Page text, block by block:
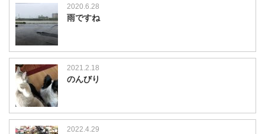
2020.6.28
雨ですね
2021.2.18
のんびり
2022.4.29